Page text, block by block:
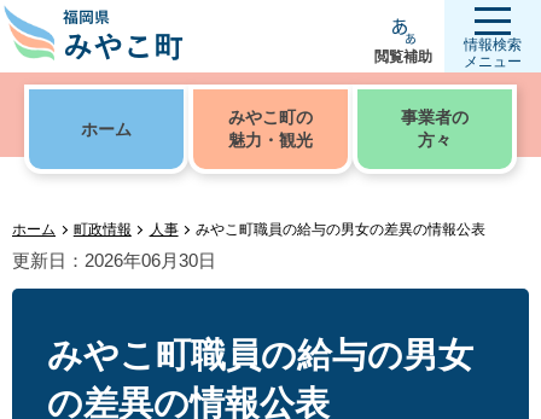
閲覧補助
情報検索
メニュー
ホーム
みやこ町の
魅力・観光
事業者の
方々
ホーム 町政情報 人事 みやこ町職員の給与の男女の差異の情報公表
更新日：2026年06月30日
みやこ町職員の給与の男女
の差異の情報公表